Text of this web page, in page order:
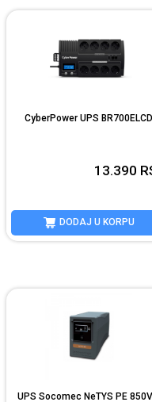
CyberPower UPS BR700ELCD
13.390
DODAJ U KORPU
UPS Socomec NeTYS PE